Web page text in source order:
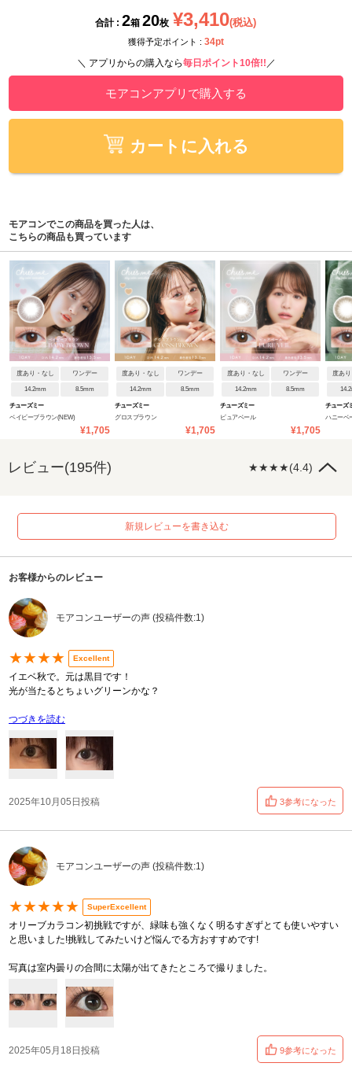
合計 : 2箱 20枚 ¥3,410(税込)
獲得予定ポイント : 34pt
＼ アプリからの購入なら毎日ポイント10倍!! ／
モアコンアプリで購入する
カートに入れる
モアコンでこの商品を買った人は、
こちらの商品も買っています
度あり・なし ワンデー
14.2mm 8.5mm
チューズミー
ベイビーブラウン(NEW)
¥1,705
度あり・なし ワンデー
14.2mm 8.5mm
チューズミー
グロスブラウン
¥1,705
度あり・なし ワンデー
14.2mm 8.5mm
チューズミー
ピュアベール
¥1,705
度あ
チューズ
ハニーベ
レビュー(195件) ★★★★(4.4)
新規レビューを書き込む
お客様からのレビュー
モアコンユーザーの声 (投稿件数:1)
★★★★ Excellent
イエベ秋で。元は黒目です！
光が当たるとちょいグリーンかな？
つづきを読む
2025年10月05日投稿 3参考になった
モアコンユーザーの声 (投稿件数:1)
★★★★★ SuperExcellent
オリーブカラコン初挑戦ですが、緑味も強くなく明るすぎずとても使いやすい
と思いました!挑戦してみたいけど悩んでる方おすすめです!
写真は室内曇りの合間に太陽が出てきたところで撮りました。
2025年05月18日投稿 9参考になった